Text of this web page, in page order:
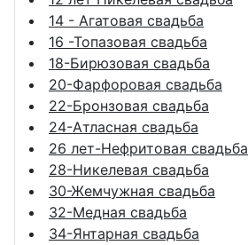
14 - Агатовая свадьба
16 -Топазовая свадьба
18-Бирюзовая свадьба
20-Фарфоровая свадьба
22-Бронзовая свадьба
24-Атласная свадьба
26 лет-Нефритовая свадьба
28-Никелевая свадьба
30-Жемчужная свадьба
32-Медная свадьба
34-Янтарная свадьба